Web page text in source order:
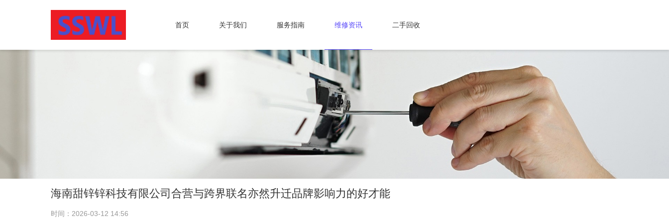
首页 关于我们 服务指南 维修资讯 二手回收
海南甜锌锌科技有限公司合营与跨界联名亦然升迁品牌影响力的好才能
时间：2026-03-12 14:56